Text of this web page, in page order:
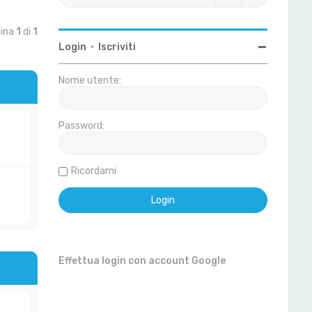
1 di 1
Login • Iscriviti
Nome utente:
Password:
Ricordami
Effettua login con account Google